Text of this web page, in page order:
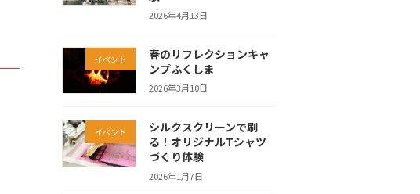
2026年4月13日
イベント
春のリフレクションキャ
ンプふくしま
2026年3月10日
イベント
シルクスクリーンで刷
る！オリジナルTシャツ
づくり体験
2026年1月7日